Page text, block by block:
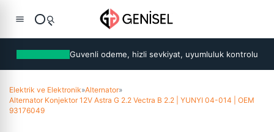
Guvenli odeme, hizli sevkiyat, uyumluluk kontrolu
Elektrik ve Elektronik»Alternator»
Alternator Konjektor 12V Astra G 2.2 Vectra B 2.2 | YUNYI 04-014 | OEM
93176049